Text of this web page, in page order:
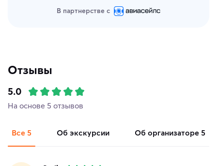
В партнерстве с
Отзывы
5.0
На основе 5 отзывов
Все 5 об экскурсии об организаторе 5